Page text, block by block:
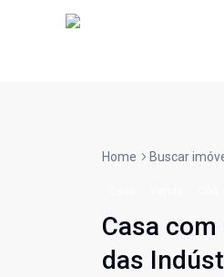
Home Buscar
Casa
das